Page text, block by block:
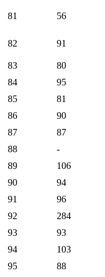
81 56
82 91
83 80
84
95
85
81
86
90
87
87
88
-
89
106
90
94
91
96
92
284
93
93
94
103
95
88